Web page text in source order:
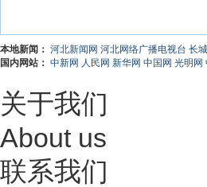
本地新闻： 河北新闻网 河北网络广播电视台 长
国内网站： 中新网 人民网 新华网 中国网 光明网
关于我们
About us
联系我们